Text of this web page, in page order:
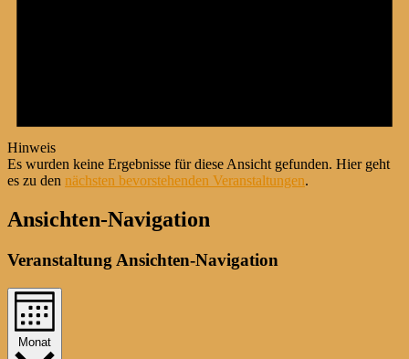
Hinweis
Es wurden keine Ergebnisse für diese Ansicht gefunden. Hier geht
es zu den nächsten bevorstehenden Veranstaltungen.
Ansichten-Navigation
Veranstaltung Ansichten-Navigation
Monat